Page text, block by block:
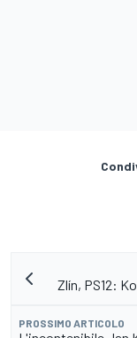
Zlín, PS12:
PROSSIMO ARTICOLO